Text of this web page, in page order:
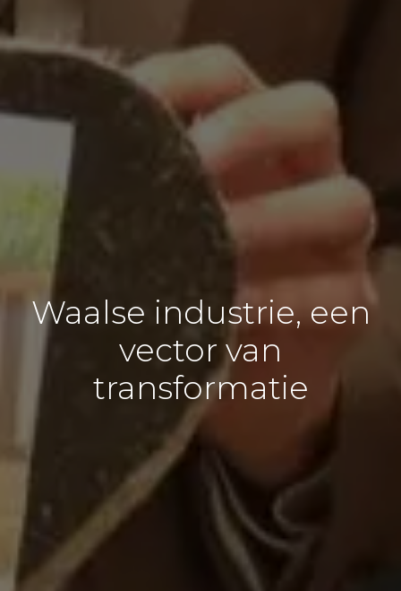
Waalse industrie, een
vector van
transformatie